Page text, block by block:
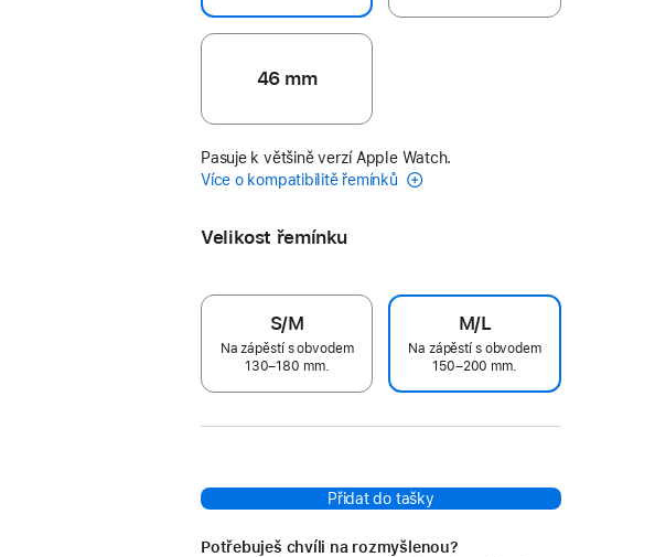
46 mm
Pasuje k většině verzí Apple Watch.
Více o kompatibilitě řemínků
Velikost řemínku
S/M
Na zápěstí s obvodem
130–180 mm.
M/L
Na zápěstí s obvodem
150–200 mm.
Přidat do tašky
Potřebuješ chvíli na rozmyšlenou?